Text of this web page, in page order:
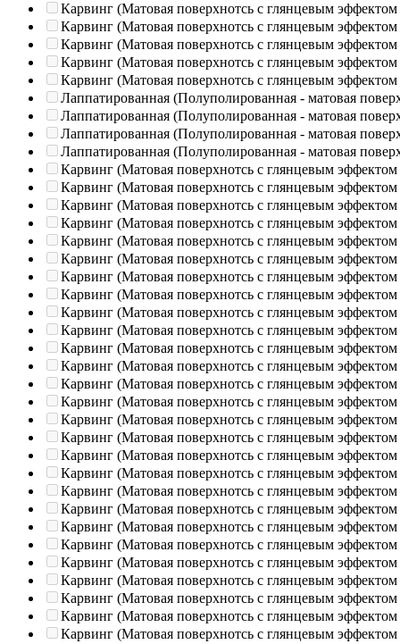
Карвинг (Матовая поверхнотсь с глянцевым эффектом
Карвинг (Матовая поверхнотсь с глянцевым эффектом
Карвинг (Матовая поверхнотсь с глянцевым эффектом
Карвинг (Матовая поверхнотсь с глянцевым эффектом
Карвинг (Матовая поверхнотсь с глянцевым эффектом
Лаппатированная (Полуполированная - матовая
Лаппатированная (Полуполированная - матовая
Лаппатированная (Полуполированная - матовая
Лаппатированная (Полуполированная - матовая
Карвинг (Матовая поверхнотсь с глянцевым эффектом
Карвинг (Матовая поверхнотсь с глянцевым эффектом
Карвинг (Матовая поверхнотсь с глянцевым эффектом
Карвинг (Матовая поверхнотсь с глянцевым эффектом
Карвинг (Матовая поверхнотсь с глянцевым эффектом
Карвинг (Матовая поверхнотсь с глянцевым эффектом
Карвинг (Матовая поверхнотсь с глянцевым эффектом
Карвинг (Матовая поверхнотсь с глянцевым эффектом
Карвинг (Матовая поверхнотсь с глянцевым эффектом
Карвинг (Матовая поверхнотсь с глянцевым эффектом
Карвинг (Матовая поверхнотсь с глянцевым эффектом
Карвинг (Матовая поверхнотсь с глянцевым эффектом
Карвинг (Матовая поверхнотсь с глянцевым эффектом
Карвинг (Матовая поверхнотсь с глянцевым эффектом
Карвинг (Матовая поверхнотсь с глянцевым эффектом
Карвинг (Матовая поверхнотсь с глянцевым эффектом
Карвинг (Матовая поверхнотсь с глянцевым эффектом
Карвинг (Матовая поверхнотсь с глянцевым эффектом
Карвинг (Матовая поверхнотсь с глянцевым эффектом
Карвинг (Матовая поверхнотсь с глянцевым эффектом
Карвинг (Матовая поверхнотсь с глянцевым эффектом
Карвинг (Матовая поверхнотсь с глянцевым эффектом
Карвинг (Матовая поверхнотсь с глянцевым эффектом
Карвинг (Матовая поверхнотсь с глянцевым эффектом
Карвинг (Матовая поверхнотсь с глянцевым эффектом
Карвинг (Матовая поверхнотсь с глянцевым эффектом
Карвинг (Матовая поверхнотсь с глянцевым эффектом